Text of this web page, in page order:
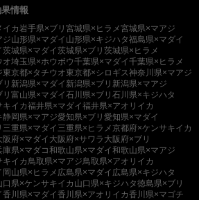
情報
イカ岩手県×ブリ 宮城県×ヒラメ宮城県×マアジ
ジ山形県×マダイ 山形県×キジハタ福島県×マダイ
茨城県×マダイ茨城県×ブリ 茨城県×ヒラメ
オ埼玉県×ホウボウ千葉県×マダイ千葉県×ヒラメ
東京都×タチウオ東京都×シロギス神奈川県×マアジ
新潟県×マダイ 新潟県×ブリ 新潟県×マアジ
富山県×マダイ石川県×ブリ 石川県×キジハタ
イカ福井県×マダイ福井県×アオリイカ
静岡県×マアジ愛知県×ブリ 愛知県×マダイ
三重県×マダイ 三重県×ヒラメ京都府×ケンサキイカ
阪府×マダイ 大阪府×サワラ 大阪府×ブリ
庫県×マダコ和歌山県×マダイ和歌山県×マアジ
イカ鳥取県×マアジ鳥取県×アオリイカ
岡山県×ヒラメ 広島県×マダイ 広島県×キジハタ
口県×ケンサキイカ 山口県×キジハタ徳島県×ブリ
香川県×マダイ香川県×アオリイカ香川県×マゴチ